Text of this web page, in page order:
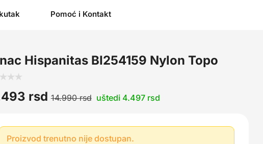
Pomoć i Kontakt
Hispanitas BI254159 Nylon Topo
rsd 14.990rsd uštedi 4.497 rsd
Proizvod trenutno nije dostupan.